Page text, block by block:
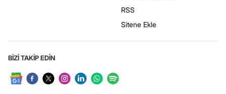
RSS
Sitene Ekle
BİZİ TAKİP EDİN